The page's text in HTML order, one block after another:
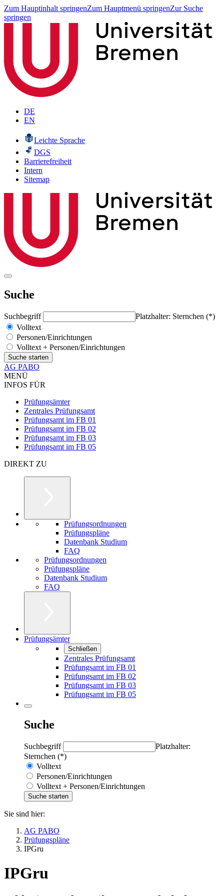
Zum Hauptinhalt springenZum Hauptmenü springenZur Suche
springen
DE
EN
Leichte Sprache
DGS
Barrierefreiheit
Intern
Sitemap
Suche
Suchbegriff
Platzhalter: Sternchen (*)
Volltext
Personen/Einrichtungen
Volltext + Personen/Einrichtungen
AG PABO
MENÜ
INFOS FÜR
Prüfungsämter
Zentrales Prüfungsamt
Prüfungsamt im FB 01
Prüfungsamt im FB 02
Prüfungsamt im FB 03
Prüfungsamt im FB 05
DIREKT ZU
Prüfungsordnungen
Prüfungspläne
Datenbank Studium
FAQ
Prüfungsordnungen
Prüfungspläne
Datenbank Studium
FAQ
Prüfungsämter
Schließen
Zentrales Prüfungsamt
Prüfungsamt im FB 01
Prüfungsamt im FB 02
Prüfungsamt im FB 03
Prüfungsamt im FB 05
Suche
Suchbegriff
Platzhalter:
Sternchen (*)
Volltext
Personen/Einrichtungen
Volltext + Personen/Einrichtungen
Sie sind hier:
AG PABO
Prüfungspläne
IPGru
IPGru